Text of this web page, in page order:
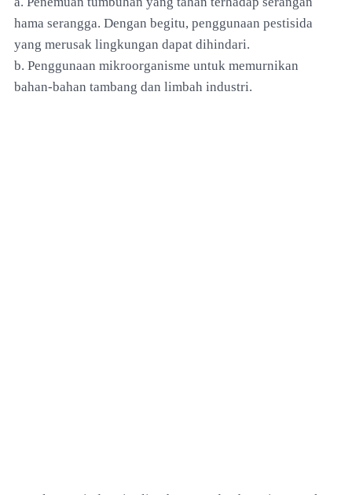
hama serangga. Dengan begitu, penggunaan pestisida
yang merusak lingkungan dapat dihindari.
b. Penggunaan mikroorganisme untuk memurnikan
bahan-bahan tambang dan limbah industri.